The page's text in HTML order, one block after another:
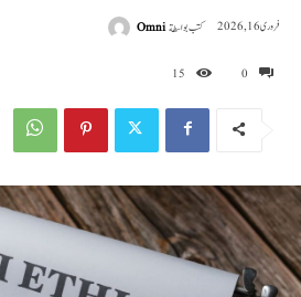
0
15
فروری 16, 2026 كتب بواسطةOmni